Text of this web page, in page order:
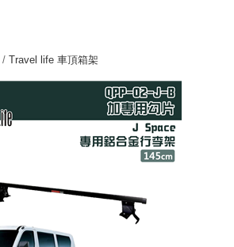
/Travel life 車頂箱架